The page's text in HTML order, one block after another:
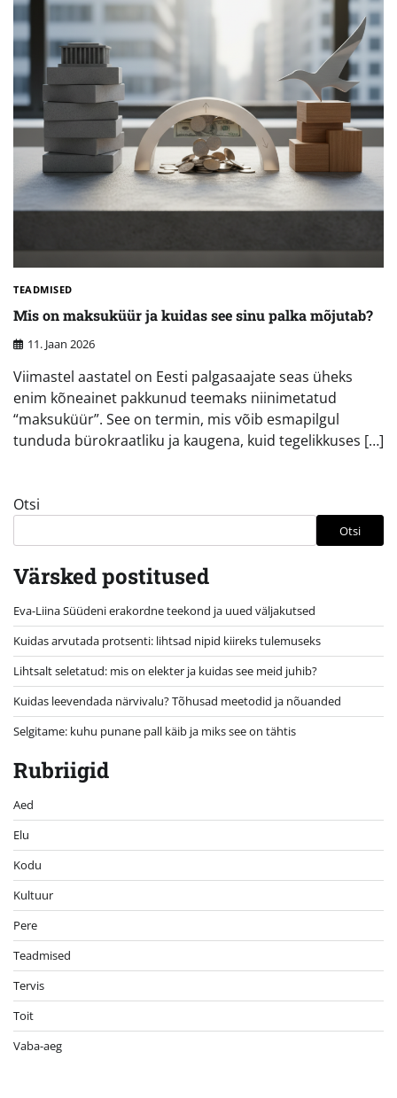
TEADMISED
Mis on maksuküür ja kuidas see sinu palka mõjutab?
11. Jaan 2026
Viimastel aastatel on Eesti palgasaajate seas üheks
enim kõneainet pakkunud teemaks niinimetatud
“maksuküür”. See on termin, mis võib esmapilgul
tunduda bürokraatliku ja kaugena, kuid tegelikkuses […]
Otsi
Otsi
Värsked postitused
Eva-Liina Süüdeni erakordne teekond ja uued väljakutsed
Kuidas arvutada protsenti: lihtsad nipid kiireks tulemuseks
Lihtsalt seletatud: mis on elekter ja kuidas see meid juhib?
Kuidas leevendada närvivalu? Tõhusad meetodid ja nõuanded
Selgitame: kuhu punane pall käib ja miks see on tähtis
Rubriigid
Aed
Elu
Kodu
Kultuur
Pere
Teadmised
Tervis
Toit
Vaba-aeg